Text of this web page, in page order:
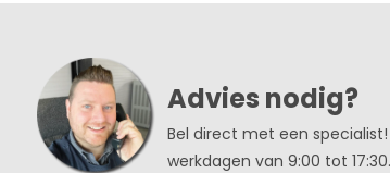
Advies nodig?
Bel direct met een
werkdagen van 9:00 tot 17:30.